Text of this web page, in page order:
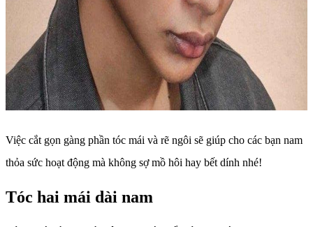
Việc cắt gọn gàng phần tóc mái và rẽ ngôi sẽ giúp cho các bạn nam
thỏa sức hoạt động mà không sợ mồ hôi hay bết dính nhé!
Tóc hai mái dài nam